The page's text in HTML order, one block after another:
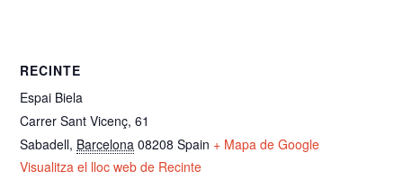
RECINTE
Espai Biela
Carrer Sant Vicenç, 61
Sabadell, Barcelona 08208 Spain + Mapa de Google
Visualitza el lloc web de Recinte